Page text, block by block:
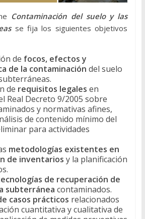
Contaminación del suelo y las
se fija los siguientes objetivos
de focos, efectos y
de la contaminación del suelo
de requisitos legales en
Real Decreto 9/2005 sobre
y normativas afines,
de contenido mínimo del
para actividades
metodologías existentes en
de inventarios y la planificación
de recuperación de
subterránea contaminados.
casos prácticos relacionados
cuantitativa y cualitativa de